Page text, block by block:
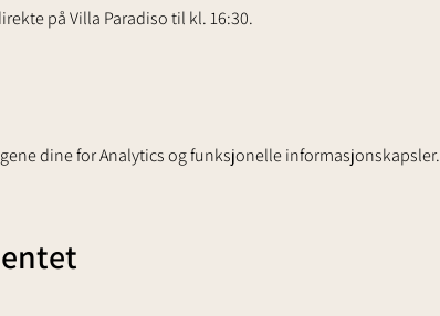
på Villa Paradiso til kl. 16:30.
dine for Analytics og funksjonelle informasjonskapsler.